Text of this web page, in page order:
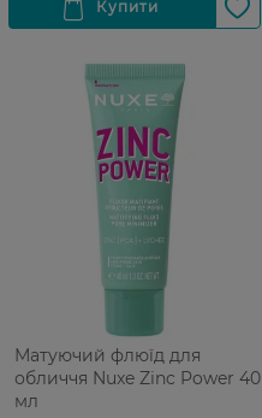
Матуючий флюїд для
обличчя Nuxe Zinc Power 40
мл